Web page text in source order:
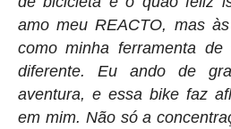
amo meu REACTO, mas
como minha ferramenta
diferente. Eu ando de
aventura, e essa bike faz
em mim. Não só a